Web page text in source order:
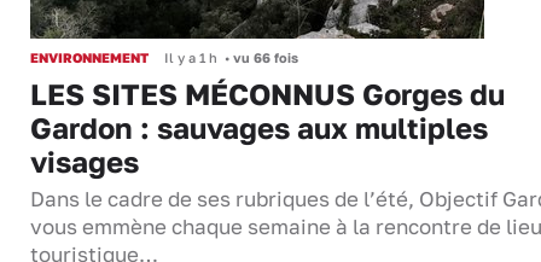
ENVIRONNEMENT Il y a 1 h • vu 66 fois
LES SITES MÉCONNUS Gorges du
Gardon : sauvages aux multiples
visages
Dans le cadre de ses rubriques de l’été, Objectif
vous emmène chaque semaine à la rencontre de
touristique…